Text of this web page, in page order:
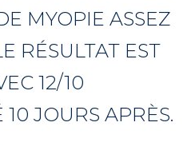
MYOPIE ASSEZ
RÉSULTAT EST
12/10
JOURS APRÈS.